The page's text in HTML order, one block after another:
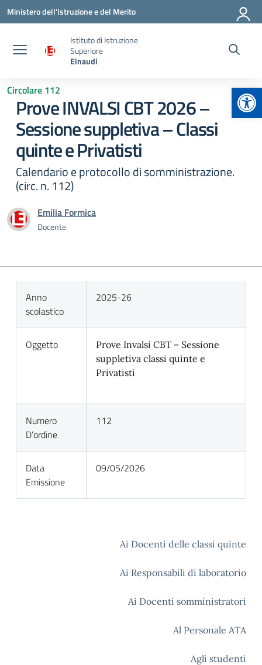
Vai ai contenuti
Vai al menu di navigazione
Vai al footer
Ministero dell'Istruzione e del Merito
Istituto di Istruzione
Superiore
Einaudi
Circolare 112
Prove INVALSI CBT 2026 –
Sessione suppletiva – Classi
quinte e Privatisti
Calendario e protocollo di somministrazione.
(circ. n. 112)
Emilia Formica
Docente
Anno
scolastico
2025-26
Oggetto
Prove Invalsi CBT – Sessione
suppletiva classi quinte e
Privatisti
Numero
D’ordine
112
Data
Emissione
09/05/2026
Ai Docenti delle classi quinte
Ai Responsabili di laboratorio
Ai Docenti somministratori
Al Personale ATA
Agli studenti